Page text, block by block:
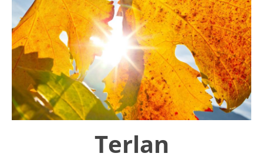
Terlan